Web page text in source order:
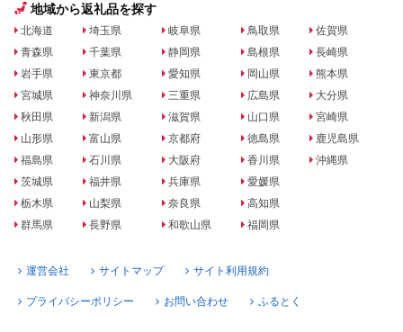
地域から返礼品を探す
北海道
青森県
岩手県
宮城県
秋田県
山形県
福島県
茨城県
栃木県
群馬県
埼玉県
千葉県
東京都
神奈川県
新潟県
富山県
石川県
福井県
山梨県
長野県
岐阜県
静岡県
愛知県
三重県
滋賀県
京都府
大阪府
兵庫県
奈良県
和歌山県
鳥取県
島根県
岡山県
広島県
山口県
徳島県
香川県
愛媛県
高知県
福岡県
佐賀県
長崎県
熊本県
大分県
宮崎県
鹿児島県
沖縄県
運営会社 サイトマップ サイト利用規約
プライバシーポリシー お問い合わせ ふるとく